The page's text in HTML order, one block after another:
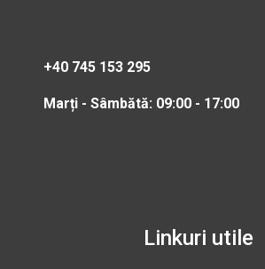
+40 745 153 295
Marți - Sâmbătă: 09:00 - 17:00
Linkuri utile